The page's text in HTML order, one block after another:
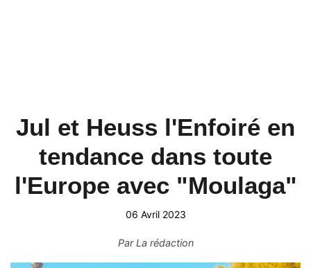
Jul et Heuss l'Enfoiré en
tendance dans toute
l'Europe avec "Moulaga"
06 Avril 2023
ParLa rédaction